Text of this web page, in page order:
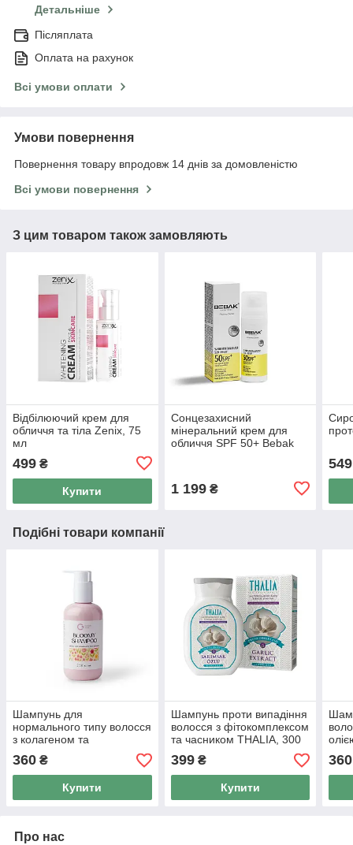
Детальніше
Післяплата
Оплата на рахунок
Всі умови оплати
Умови повернення
Повернення товару впродовж 14 днів за домовленістю
Всі умови повернення
З цим товаром також замовляють
Відбілюючий крем для
обличчя та тіла Zenix, 75
мл
499 ₴
Купити
Сонцезахисний
мінеральний крем для
обличчя SPF 50+ Bebak
1 199₴
549
Подібні товари компанії
Шампунь для
нормального типу волосся
з колагеном та
протеїнами шовку (250
мл) Грін-Віза (Green-Visa)
360 ₴
Купити
Шампунь проти випадіння
волосся з фітокомплексом
та часником THALIA, 300
мл
399₴
Купити
360
Про нас